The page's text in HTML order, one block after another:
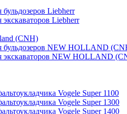
бульдозеров Liebherr
экскаваторов Liebherr
(CNH)
бульдозеров NEW HOLLAND
экскаваторов NEW HOLLAND
Vogele Super 1100
Vogele Super 1300
Vogele Super 1400